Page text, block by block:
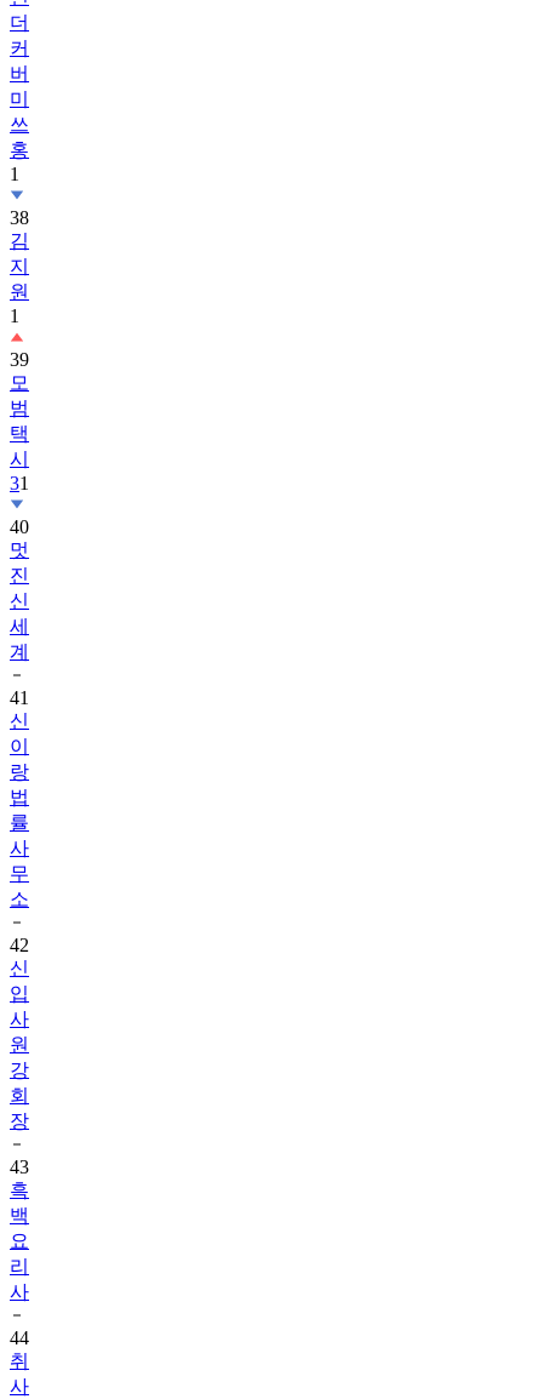
더
커
버
미
쓰
홍
1
38
김
지
원
1
39
모
범
택
시
31
40
멋
진
신
세
계
41
신
이
랑
법
률
사
무
소
42
신
입
사
원
강
회
장
43
흑
백
요
리
사
44
취
사